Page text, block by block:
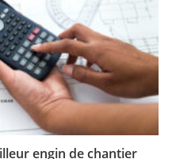
engin de chantier